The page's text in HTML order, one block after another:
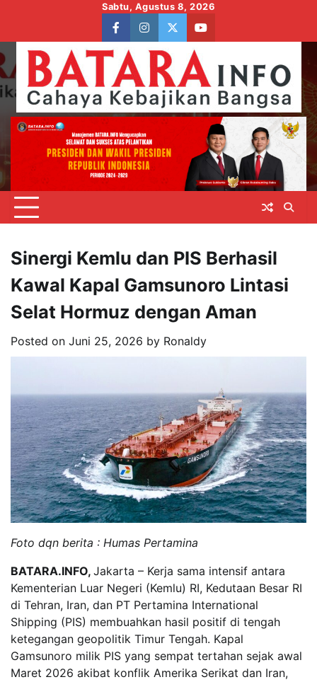
content
Sabtu, Agustus 8, 2026
facebookinstagram
twitteryoutube
Sinergi Kemlu dan PIS Berhasil
Kawal Kapal Gamsunoro Lintasi
Selat Hormuz dengan Aman
Posted on Juni 25, 2026 by Ronaldy
Foto dqn berita : Humas Pertamina
BATARA.INFO, Jakarta – Kerja sama intensif antara
Kementerian Luar Negeri (Kemlu) RI, Kedutaan Besar RI
di Tehran, Iran, dan PT Pertamina International
Shipping (PIS) membuahkan hasil positif di tengah
ketegangan geopolitik Timur Tengah. Kapal
Gamsunoro milik PIS yang sempat tertahan sejak awal
Maret 2026 akibat konflik Amerika Serikat dan Iran,